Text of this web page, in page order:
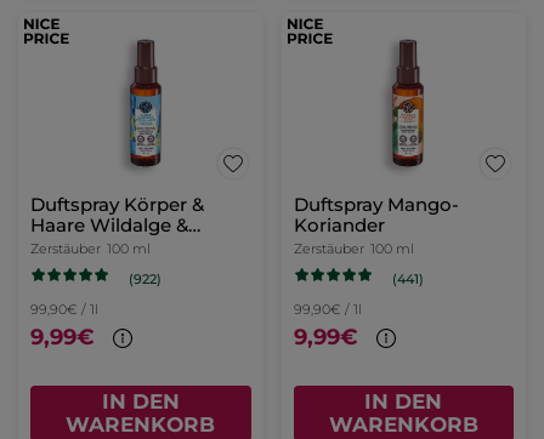
Duftspray Körper &
Haare Wildalge &
Meerfenchel
Zerstäuber 100 ml
(922)
99,90€ / 1l
9,99€
IN DEN
WARENKORB
Duftspray Mango-
Koriander
Zerstäuber 100 ml
(441)
99,90€ / 1l
9,99€
IN DEN
WARENKORB